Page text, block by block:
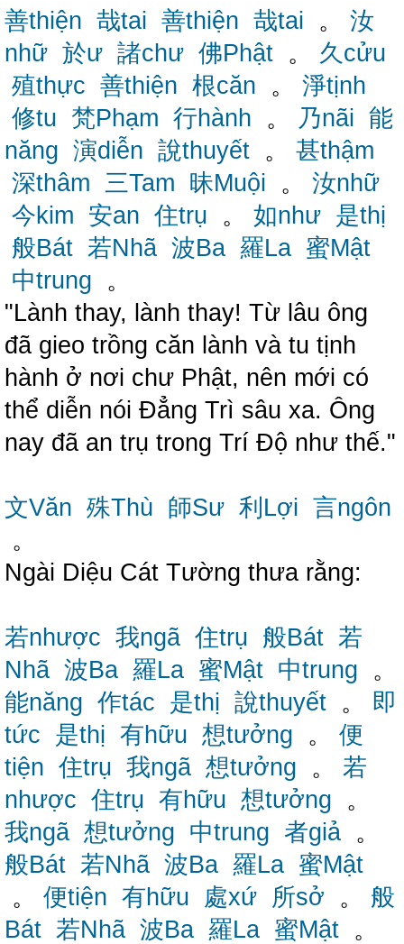
善thiện 哉tai 善thiện 哉tai 。 汝
nhữ 於ư 諸chư 佛Phật 。 久cửu
殖thực 善thiện 根căn 。 淨tịnh
修tu 梵Phạm 行hành 。 乃nãi 能
năng 演diễn 說thuyết 。 甚thậm
深thâm 三Tam 昧Muội 。 汝nhữ
今kim 安an 住trụ 。 如như 是thị
般Bát 若Nhã 波Ba 羅La 蜜Mật
中trung 。
"Lành thay, lành thay! Từ lâu ông
đã gieo trồng căn lành và tu tịnh
hành ở nơi chư Phật, nên mới có
thể diễn nói Đẳng Trì sâu xa. Ông
nay đã an trụ trong Trí Độ như thế."
文Văn 殊Thù 師Sư 利Lợi 言ngôn
。
Ngài Diệu Cát Tường thưa rằng:
若nhược 我ngã 住trụ 般Bát 若
Nhã 波Ba 羅La 蜜Mật 中trung 。
能năng 作tác 是thị 說thuyết 。 即
tức 是thị 有hữu 想tưởng 。 便
tiện 住trụ 我ngã 想tưởng 。 若
nhược 住trụ 有hữu 想tưởng 。
我ngã 想tưởng 中trung 者giả 。
般Bát 若Nhã 波Ba 羅La 蜜Mật
。 便tiện 有hữu 處xứ 所sở 。 般
Bát 若Nhã 波Ba 羅La 蜜Mật 。